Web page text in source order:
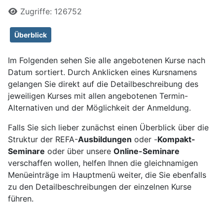
Zugriffe: 126752
Überblick
Im Folgenden sehen Sie alle angebotenen Kurse nach
Datum sortiert. Durch Anklicken eines Kursnamens
gelangen Sie direkt auf die Detailbeschreibung des
jeweiligen Kurses mit allen angebotenen Termin-
Alternativen und der Möglichkeit der Anmeldung.
Falls Sie sich lieber zunächst einen Überblick über die
Struktur der REFA-Ausbildungen oder -Kompakt-
Seminare oder über unsere Online-Seminare
verschaffen wollen, helfen Ihnen die gleichnamigen
Menüeinträge im Hauptmenü weiter, die Sie ebenfalls
zu den Detailbeschreibungen der einzelnen Kurse
führen.